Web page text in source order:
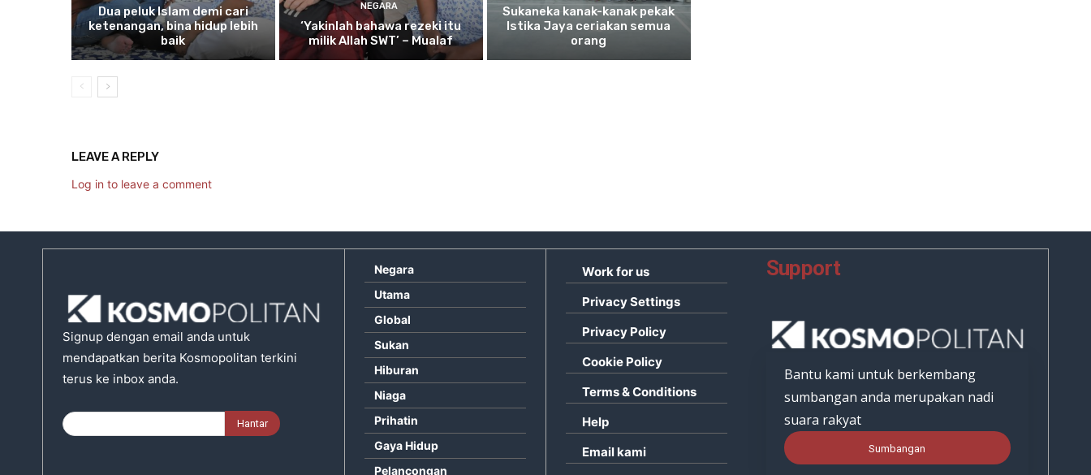
Duapeluk Islam demi cari
ketenangan, bina hidup lebih
baik
NEGARA
‘Yakinlah bahawa rezeki itu
milik Allah SWT’ – Mualaf
Sukaneka kanak-kanak pekak
Istika Jaya ceriakan semua
orang
LEAVE A REPLY
Log in to leave a comment
Signup dengan email anda untuk
mendapatkan berita Kosmopolitan terkini
terus ke inbox anda.
Negara
Utama
Global
Sukan
Hiburan
Niaga
Prihatin
Gaya Hidup
Pelancongan
Work for us
Privacy Settings
Privacy Policy
Cookie Policy
Terms & Conditions
Help
Email kami
Support
Bantu kami untuk berkembang
sumbangan anda merupakan nadi
suara rakyat
Sumbangan